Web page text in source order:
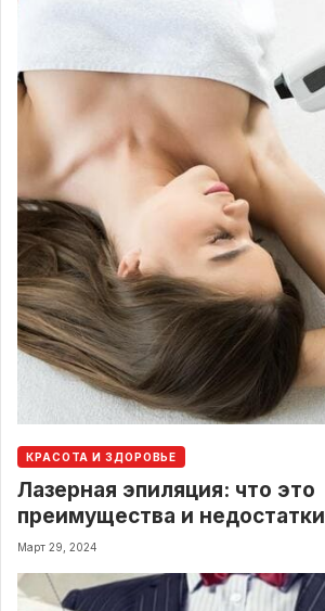
КРАСОТА И ЗДОРОВЬЕ
Лазерная эпиляция: что это
преимущества и недостатки
Март 29, 2024